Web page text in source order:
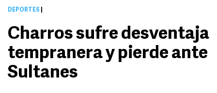
DEPORTES
Charros sufre desventaja
tempranera y pierde ante
Sultanes